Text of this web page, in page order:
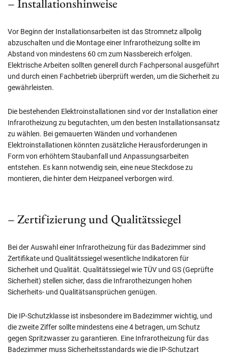
– Installationshinweise
Vor Beginn der Installationsarbeiten ist das Stromnetz allpolig
abzuschalten und die Montage einer Infrarotheizung sollte im
Abstand von mindestens 60 cm zum Nassbereich erfolgen.
Elektrische Arbeiten sollten generell durch Fachpersonal ausgeführt
und durch einen Fachbetrieb überprüft werden, um die Sicherheit zu
gewährleisten.
Die bestehenden Elektroinstallationen sind vor der Installation einer
Infrarotheizung zu begutachten, um den besten Installationsansatz
zu wählen. Bei gemauerten Wänden und vorhandenen
Elektroinstallationen könnten zusätzliche Herausforderungen in
Form von erhöhtem Staubanfall und Anpassungsarbeiten
entstehen. Es kann notwendig sein, eine neue Steckdose zu
montieren, die hinter dem Heizpaneel verborgen wird.
– Zertifizierung und Qualitätssiegel
Bei der Auswahl einer Infrarotheizung für das Badezimmer sind
Zertifikate und Qualitätssiegel wesentliche Indikatoren für
Sicherheit und Qualität. Qualitätssiegel wie TÜV und GS (Geprüfte
Sicherheit) stellen sicher, dass die Infrarotheizungen hohen
Sicherheits- und Qualitätsansprüchen genügen.
Die IP-Schutzklasse ist insbesondere im Badezimmer wichtig, und
die zweite Ziffer sollte mindestens eine 4 betragen, um Schutz
gegen Spritzwasser zu garantieren. Eine Infrarotheizung für das
Badezimmer muss Sicherheitsstandards wie die IP-Schutzart